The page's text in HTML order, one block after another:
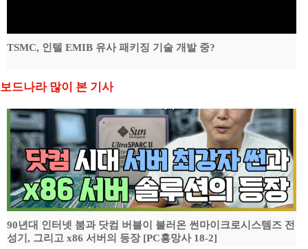
TSMC, 인텔 EMIB 유사 패키징 기술 개발 중?
보드나라 많이 본 기사
90년대 인터넷 붐과 닷컴 버블이 불러온 썬마이크로시스템즈 전
성기, 그리고 x86 서버의 등장 [PC흥망사 18-2]